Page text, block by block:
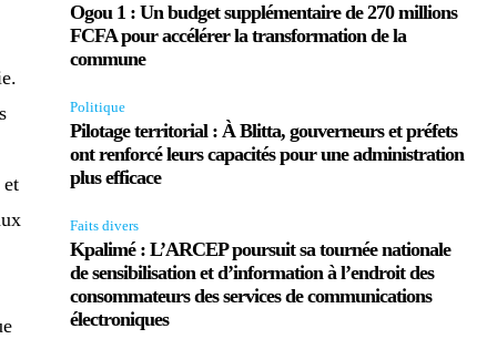
Ogou 1 : Un budget supplémentaire de 270 millions
FCFA pour accélérer la transformation de la
commune
Politique
Pilotage territorial : À Blitta, gouverneurs et préfets
ont renforcé leurs capacités pour une administration
plus efficace
Faits divers
Kpalimé : L’ARCEP poursuit sa tournée nationale
de sensibilisation et d’information à l’endroit des
consommateurs des services de communications
électroniques